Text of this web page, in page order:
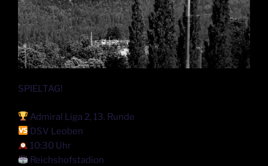
SPIELTAG!
Admiral Liga 2, 13. Runde
DSV Leoben
10:30 Uhr
Reichshofstadion